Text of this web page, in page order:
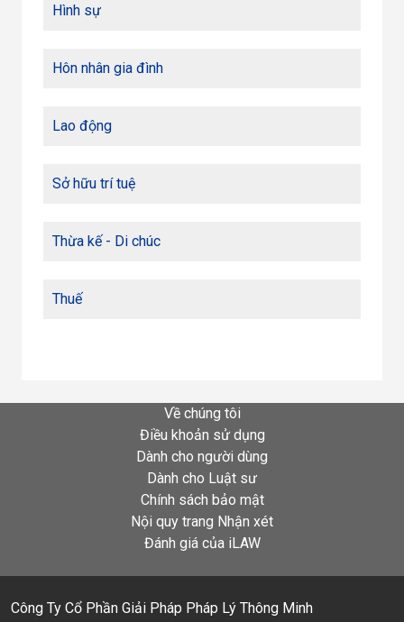
Hình sự
Hôn nhân gia đình
Lao động
Sở hữu trí tuệ
Thừa kế - Di chúc
Thuế
Về chúng tôi
Điều khoản sử dụng
Dành cho người dùng
Dành cho Luật sư
Chính sách bảo mật
Nội quy trang Nhận xét
Đánh giá của iLAW
Công Ty Cổ Phần Giải Pháp Pháp Lý Thông Minh